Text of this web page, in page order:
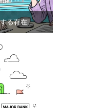
る存在